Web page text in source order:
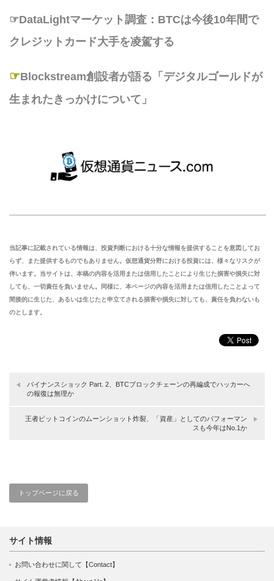
☞DataLightマーケット調査：BTCは今後10年間で
クレジットカード大手を凌駕する
☞Blockstream創設者が語る「デジタルゴールドが
生まれたきっかけについて」
当記事に記載されている情報は、投資判断における十分な情報を提供することを意図してお
らず、また提供するものでもありません。仮想通貨分野における投資には、様々なリスクが
伴います。当サイトは、本稿の内容を活用または信用したことにより生じた損害や損失に対
しても、一切責任を負いません。同様に、本ページの内容を活用または信用したことよって
間接的に生じた、あるいは生じたと申立てされる損害や損失に対しても、責任を負わないも
のとします。
バイナンスショック Part. 2、BTCブロックチェーンの再編成でハッカーへ
の報復は無理か
王者ビットコインのムーンショット炸裂、「資産」としてのパフォーマン
スも今年はNo.1か
トップページに戻る
サイト情報
お問い合わせに関して【Contact】